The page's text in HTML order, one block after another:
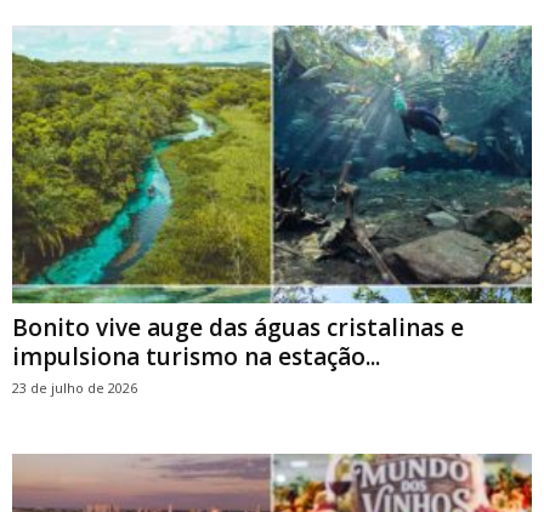
Bonito vive auge das águas cristalinas e
impulsiona turismo na estação...
23 de julho de 2026